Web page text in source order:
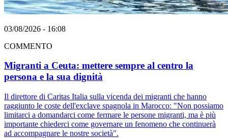
03/08/2026 - 16:08
COMMENTO
Migranti a Ceuta: mettere sempre al centro la
persona e la sua dignità
Il direttore di Caritas Italia sulla vicenda dei migranti che hanno
raggiunto le coste dell'exclave spagnola in Marocco: "Non possiamo
limitarci a domandarci come fermare le persone migranti, ma è più
importante chiederci come governare un fenomeno che continuerà
ad accompagnare le nostre società".